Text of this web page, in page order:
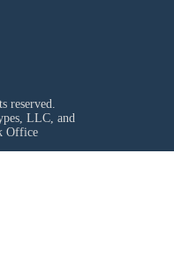
reserved.
LLC, and
Office